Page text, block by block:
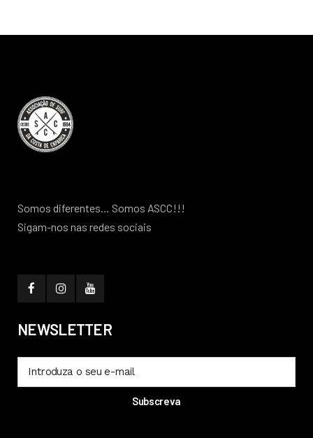
Somos diferentes… Somos ASCC!!!
Sigam-nos nas redes sociais
NEWSLETTER